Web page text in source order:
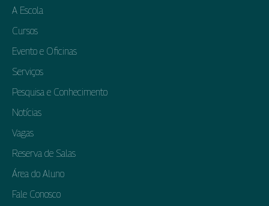
A Escola
Cursos
Evento e Oficinas
Serviços
Pesquisa e Conhecimento
Notícias
Vagas
Reserva de Salas
Área do Aluno
Fale Conosco